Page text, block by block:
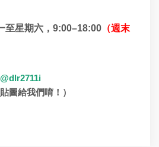
至星期六， 9:00–18:00 （週末
@dlr2711i
圖給我們唷！）